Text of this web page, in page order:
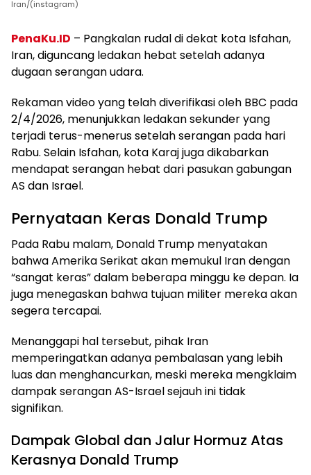
Iran/(instagram)
PenaKu.ID – Pangkalan rudal di dekat kota Isfahan,
Iran, diguncang ledakan hebat setelah adanya
dugaan serangan udara.
Rekaman video yang telah diverifikasi oleh BBC pada
2/4/2026, menunjukkan ledakan sekunder yang
terjadi terus-menerus setelah serangan pada hari
Rabu. Selain Isfahan, kota Karaj juga dikabarkan
mendapat serangan hebat dari pasukan gabungan
AS dan Israel.
Pernyataan Keras Donald Trump
Pada Rabu malam, Donald Trump menyatakan
bahwa Amerika Serikat akan memukul Iran dengan
“sangat keras” dalam beberapa minggu ke depan. Ia
juga menegaskan bahwa tujuan militer mereka akan
segera tercapai.
Menanggapi hal tersebut, pihak Iran
memperingatkan adanya pembalasan yang lebih
luas dan menghancurkan, meski mereka mengklaim
dampak serangan AS-Israel sejauh ini tidak
signifikan.
Dampak Global dan Jalur Hormuz Atas
Kerasnya Donald Trump